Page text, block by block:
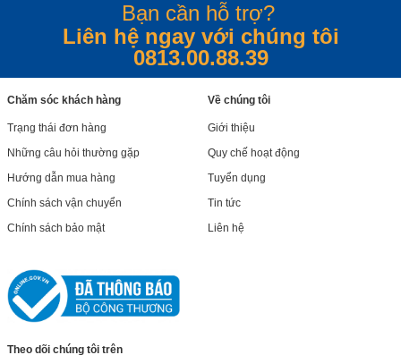
Bạn cần hỗ trợ?
Liên hệ ngay với chúng tôi
0813.00.88.39
Chăm sóc khách hàng
Trạng thái đơn hàng
Những câu hỏi thường gặp
Hướng dẫn mua hàng
Chính sách vận chuyển
Chính sách bảo mật
Về chúng tôi
Giới thiệu
Quy chế hoạt động
Tuyển dụng
Tin tức
Liên hệ
Theo dõi chúng tôi trên